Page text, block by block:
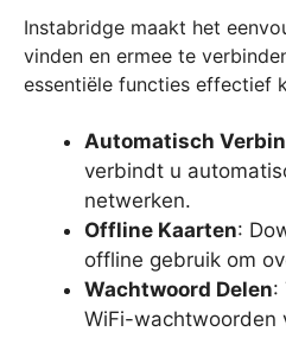
Instabridge maakt het
vinden en ermee te
essentiële functies effectief
Automatisch
verbindt u
netwerken.
Offline Kaarten:
offline gebruik om
Wachtwoord Delen:
WiFi-wachtwoorden